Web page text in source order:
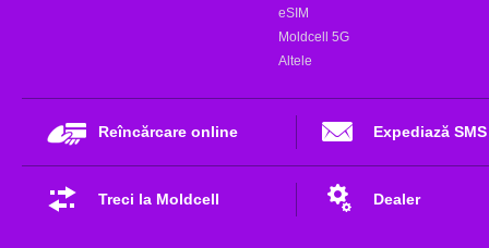
eSIM
Moldcell 5G
Altele
Reîncărcare online Expediază SMS
Treci la Moldcell Dealer